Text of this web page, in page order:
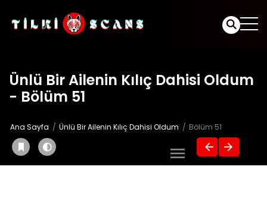
Ünlü Bir Ailenin Kılıç Dahisi Oldum
- Bölüm 51
Ana Sayfa Ünlü Bir Ailenin Kılıç Dahisi Oldum Bölüm 51